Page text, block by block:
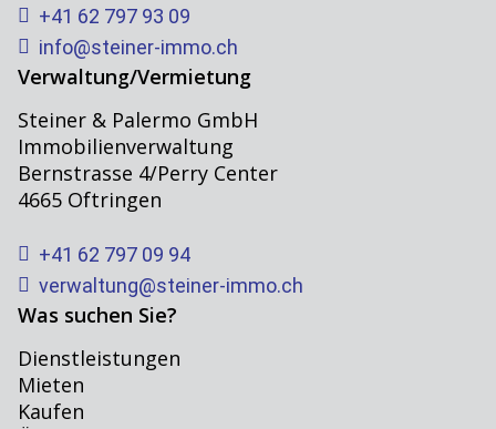
+41 62 797 93 09
info@steiner-immo.ch
Verwaltung/Vermietung
Steiner & Palermo GmbH
Immobilienverwaltung
Bernstrasse 4/Perry Center
4665 Oftringen
+41 62 797 09 94
verwaltung@steiner-immo.ch
Was suchen Sie?
Dienstleistungen
Mieten
Kaufen